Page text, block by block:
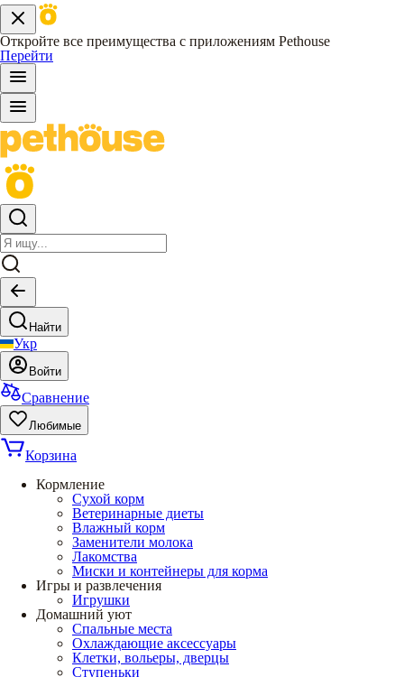
Откройте все преимущества с приложениям Pethouse
Перейти
Найти
Укр
Войти
Сравнение
Любимые
Корзина
Кормление
Сухой корм
Ветеринарные диеты
Влажный корм
Заменители молока
Лакомства
Миски и контейнеры для корма
Игры и развлечения
Игрушки
Домашний уют
Спальные места
Охлаждающие аксессуары
Клетки, вольеры, дверцы
Ступеньки